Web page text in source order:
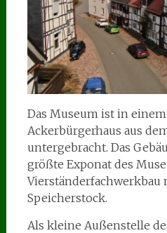
Das Museum ist in
Ackerbürgerhaus aus
untergebracht. Das
größte Exponat des
Vierständerfachwerkbau
Speicherstock.
Als kleine Außenstelle